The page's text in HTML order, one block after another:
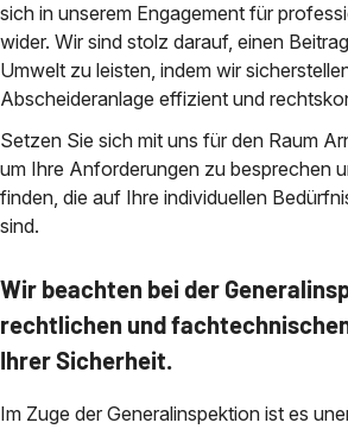
sich in unserem Engagement für
wider. Wir sind stolz darauf, einen
Umwelt zu leisten, indem wir
Abscheideranlage effizient und
Setzen Sie sich mit uns für den Raum
um Ihre Anforderungen zu besprechen
finden, die auf Ihre individuellen
sind.
Wir beachten bei der
rechtlichen und
Ihrer Sicherheit.
Im Zuge der Generalinspektion ist es